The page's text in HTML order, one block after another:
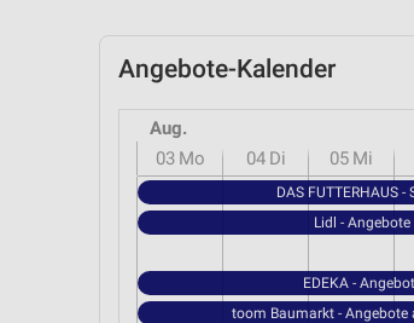
Angebote-Kalender
Aug.
03 Mo 04 Di 05 Mi
DAS FUTTERHAUS
Lidl -
EDEKA -
toom Baumarkt - Angebote